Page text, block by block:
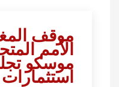
موقف
الأمم
موسكو